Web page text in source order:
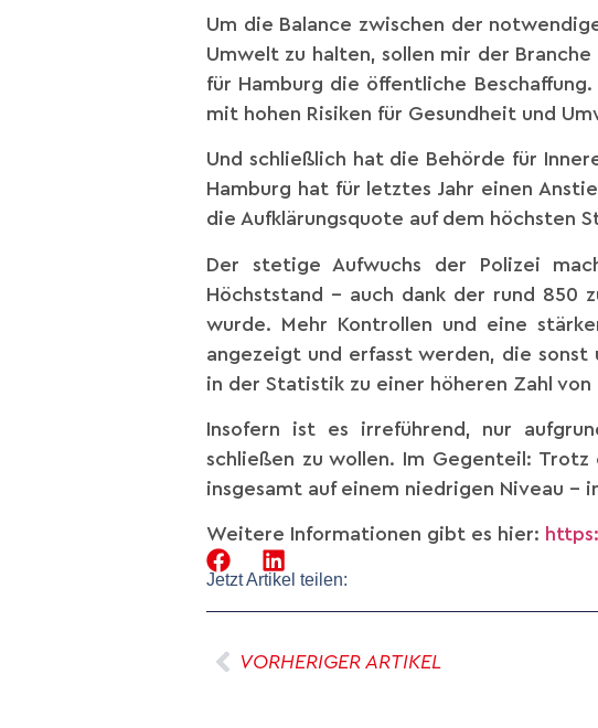
Um die Balance zwischen der
Umwelt zu halten, sollen mir der
für Hamburg die öffentliche
mit hohen Risiken für Gesundheit und
Und schließlich hat die Behörde für
Hamburg hat für letztes Jahr einen
die Aufklärungsquote auf dem höchsten
Der stetige Aufwuchs der Polizei
Höchststand – auch dank der rund 850
wurde. Mehr Kontrollen und eine
angezeigt und erfasst werden, die
in der Statistik zu einer höheren Zahl von
Insofern ist es irreführend, nur
schließen zu wollen. Im Gegenteil:
insgesamt auf einem niedrigen Niveau –
Weitere Informationen gibt es hier:
Jetzt Artikel teilen:
VORHERIGER ARTIKEL